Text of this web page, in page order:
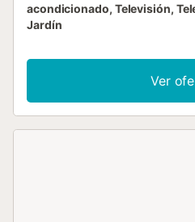
acondicionado, Televisión,
Jardín
Ver